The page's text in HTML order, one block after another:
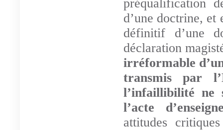
préqualification
d’une doctrine, et
définitif d’une
déclaration
irréformable
transmis par
l’infaillibilité ne
l’acte
attitudes